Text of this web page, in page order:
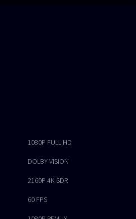
1080P FULL HD
DOLBY VISION
2160P 4K SDR
60 FPS